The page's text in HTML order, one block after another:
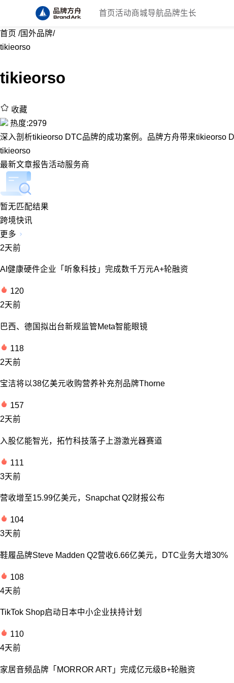
首页 活动商城导航品牌生长
首页 /国外品牌/
tikieorso
tikieorso
收藏
热度:2979
深入剖析tikieorso DTC品牌的成功案例。品牌方舟带来tikieorso
tikieorso
最新文章报告活动服务商
暂无匹配结果
跨境快讯
更多
2天前
AI健康硬件企业「听象科技」完成数千万元A+轮融资
120
2天前
巴西、德国拟出台新规监管Meta智能眼镜
118
2天前
宝洁将以38亿美元收购营养补充剂品牌Thorne
157
2天前
入股亿能智光，拓竹科技落子上游激光器赛道
111
3天前
营收增至15.99亿美元，Snapchat Q2财报公布
104
3天前
鞋履品牌Steve Madden Q2营收6.66亿美元，DTC业务大增30%
108
4天前
TikTok Shop启动日本中小企业扶持计划
110
4天前
家居音频品牌「MORROR ART」完成亿元级B+轮融资